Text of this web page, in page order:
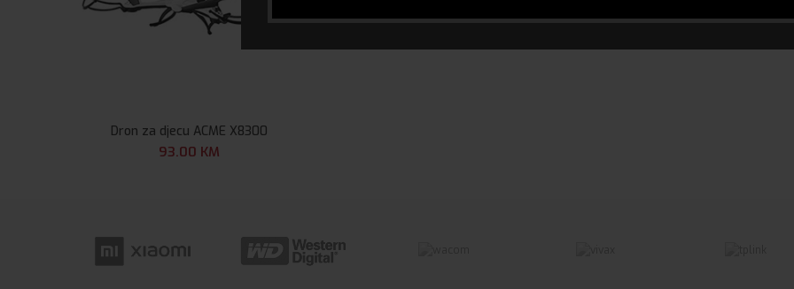
Dron za djecu ACME X8300
93.00 KM